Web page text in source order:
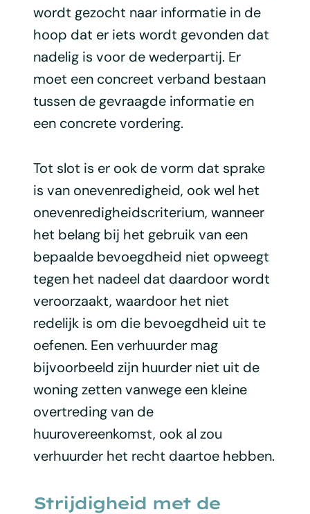
wordt gezocht naar informatie in de
hoop dat er iets wordt gevonden dat
nadelig is voor de wederpartij. Er
moet een concreet verband bestaan
tussen de gevraagde informatie en
een concrete vordering.
Tot slot is er ook de vorm dat sprake
is van onevenredigheid, ook wel het
onevenredigheidscriterium, wanneer
het belang bij het gebruik van een
bepaalde bevoegdheid niet opweegt
tegen het nadeel dat daardoor wordt
veroorzaakt, waardoor het niet
redelijk is om die bevoegdheid uit te
oefenen. Een verhuurder mag
bijvoorbeeld zijn huurder niet uit de
woning zetten vanwege een kleine
overtreding van de
huurovereenkomst, ook al zou
verhuurder het recht daartoe hebben.
Strijdigheid met de